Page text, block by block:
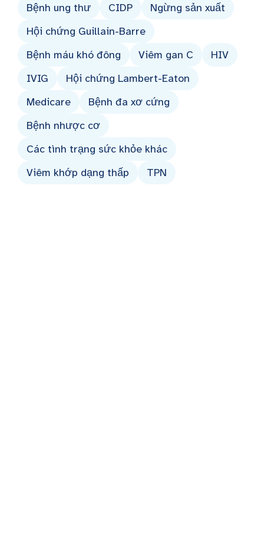
Bệnh ung thư CIDP
Ngừng sản xuất
Hội chứng Guillain-Barre
Bệnh máu khó đông
Viêm gan C
HIV
IVIG
Hội chứng Lambert-Eaton
Medicare
Bệnh đa xơ cứng
Bệnh nhược cơ
Các tình trạng sức khỏe khác
Viêm khớp dạng thấp
TPN